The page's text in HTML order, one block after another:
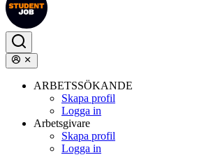
ARBETSSÖKANDE
Skapa profil
Logga in
Arbetsgivare
Skapa profil
Logga in